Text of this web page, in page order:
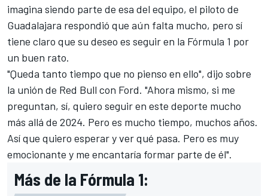
imagina siendo parte de esa del equipo, el piloto de
Guadalajara respondió que aún falta mucho, pero sí
tiene claro que su deseo es seguir en la Fórmula 1 por
un buen rato.
"Queda tanto tiempo que no pienso en ello", dijo sobre
la unión de Red Bull con Ford. "Ahora mismo, si me
preguntan, sí, quiero seguir en este deporte mucho
más allá de 2024. Pero es mucho tiempo, muchos años.
Así que quiero esperar y ver qué pasa. Pero es muy
emocionante y me encantaría formar parte de él".
Más de la Fórmula 1: